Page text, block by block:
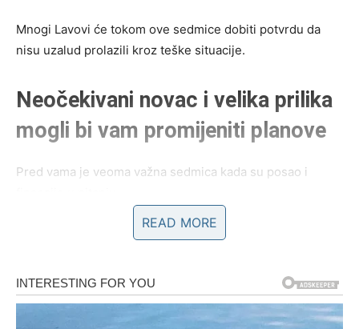
Mnogi Lavovi će tokom ove sedmice dobiti potvrdu da
nisu uzalud prolazili kroz teške situacije.
Neočekivani novac i velika prilika
mogli bi vam promijeniti planove
Pred vama je veoma važna sedmica kada su posao i
Mnogi Lavovi će dobiti priliku za dodatnu zaradu, novu
veći značaj nego što na početku izgleda.
Ono što će vas posebno iznenaditi jeste činjenica da će
READ MORE